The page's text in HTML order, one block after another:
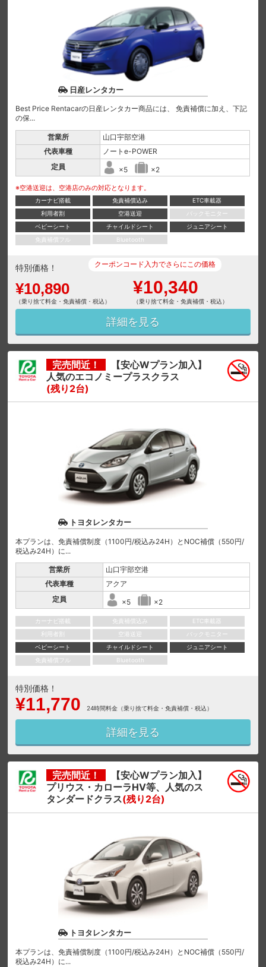
日産レンタカー
Best Price Rentacarの日産レンタカー商品には、 免責補償に加え、下記
の保...
営業所
山口宇部空港
代表車種
ノートe-POWER
定員
×5 ×2
※空港送迎は、空港店のみの対応となります。
カーナビ搭載 免責補償込み
ETC車載器
利用者割
空港送迎
バックモニター
ベビーシート
チャイルドシート
ジュニアシート
免責補償フル
Bluetooth
特別価格！
¥10,890
（乗り捨て料金・免責補償・税込）
クーポンコード入力でさらにこの価格
¥10,340
（乗り捨て料金・免責補償・税込）
詳細を見る
完売間近！
【安心Wプラン加入】
人気のエコノミープラスクラス
(残り2台)
トヨタレンタカー
本プランは、免責補償制度（1100円/税込み24H）とNOC補償（550円/
税込み24H）に...
営業所
山口宇部空港
代表車種
アクア
定員
×5 ×2
カーナビ搭載 免責補償込み
ETC車載器
利用者割
空港送迎
バックモニター
ベビーシート
チャイルドシート
ジュニアシート
免責補償フル
Bluetooth
特別価格！
¥11,770 24時間料金（乗り捨て料金・免責補償・税込）
詳細を見る
完売間近！
【安心Wプラン加入】
プリウス・カローラHV等、人気のス
タンダードクラス(残り2台)
トヨタレンタカー
本プランは、免責補償制度（1100円/税込み24H）とNOC補償（550円/
税込み24H）に...